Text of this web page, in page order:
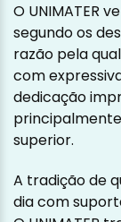
O UNIMATER
segundo os
razão pela
com
dedicação
superior.
A tradição de
dia com